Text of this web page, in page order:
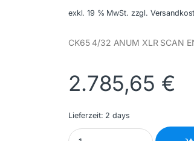
exkl. 19 % MwSt. zzgl.
CK65 4/32 ANUM XLR SCAN
2.785,65 €
Lieferzeit: 2 days
HONEYWELL - CK65-L0N-